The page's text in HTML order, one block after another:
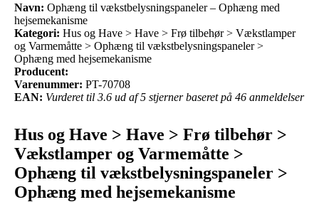
Navn: Ophæng til vækstbelysningspaneler – Ophæng med
hejsemekanisme
Kategori: Hus og Have > Have > Frø tilbehør > Vækstlamper
og Varmemåtte > Ophæng til vækstbelysningspaneler >
Ophæng med hejsemekanisme
Producent:
Varenummer: PT-70708
EAN: Vurderet til 3.6 ud af 5 stjerner baseret på 46 anmeldelser
Hus og Have > Have > Frø tilbehør >
Vækstlamper og Varmemåtte >
Ophæng til vækstbelysningspaneler >
Ophæng med hejsemekanisme